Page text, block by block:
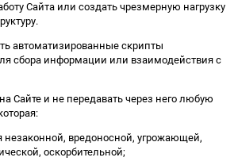
Сайта или создать чрезмерную нагрузку
автоматизированные скрипты
сбора информации или взаимодействия с
Сайте и не передавать через него любую
незаконной, вредоносной, угрожающей,
оскорбительной;